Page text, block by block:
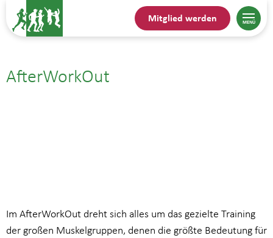
Mitglied werden
AfterWorkOut
Im AfterWorkOut dreht sich alles um das gezielte Training
der großen Muskelgruppen, denen die größte Bedeutung für